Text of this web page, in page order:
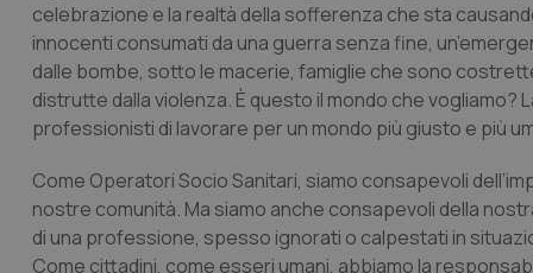
celebrazione e la realtà della sofferenza che sta
innocenti consumati da una guerra senza fine,
dalle bombe, sotto le macerie, famiglie che sono
distrutte dalla violenza. È questo il mondo che
professionisti di lavorare per un mondo più giusto e più
Come Operatori Socio Sanitari, siamo consapevoli
nostre comunità. Ma siamo anche consapevoli della
di una professione, spesso ignorati o calpestati in
Come cittadini, come esseri umani, abbiamo la